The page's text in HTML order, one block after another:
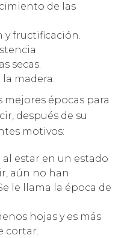
de las
y fructificación.
secas.
madera.
mejores épocas para
después de su
motivos:
estar en un estado
aún no han
le llama la época de
hojas y es más
cortar.